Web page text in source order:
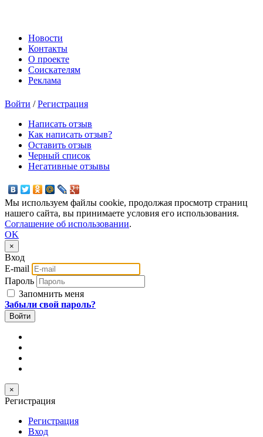
Новости
Контакты
О проекте
Соискателям
Реклама
Войти /Регистрация
Написать отзыв
Как написать отзыв?
Оставить отзыв
Черный список
Негативные отзывы
Мы используем файлы cookie, продолжая просмотр страниц
нашего сайта, вы принимаете условия его использования.
Соглашение об использовании.
OK
×
Вход
E-mail
Пароль
Запомнить меня
Забыли свой пароль?
×
Регистрация
Регистрация
Вход